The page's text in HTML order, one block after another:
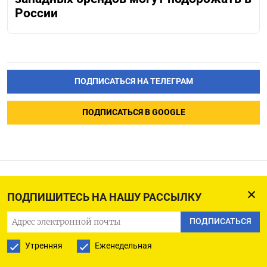
ПОДПИШИТЕСЬ НА НАШУ РАССЫЛКУ
ПОДПИСАТЬСЯ
Утренняя Еженедельная
России
ПОДПИСАТЬСЯ НА ТЕЛЕГРАМ
ПОДПИСАТЬСЯ В GOOGLE
Из-за беспилотников
у «Роснефти» частично
остановился крупнейший
НПЗ, снабжающий Москву